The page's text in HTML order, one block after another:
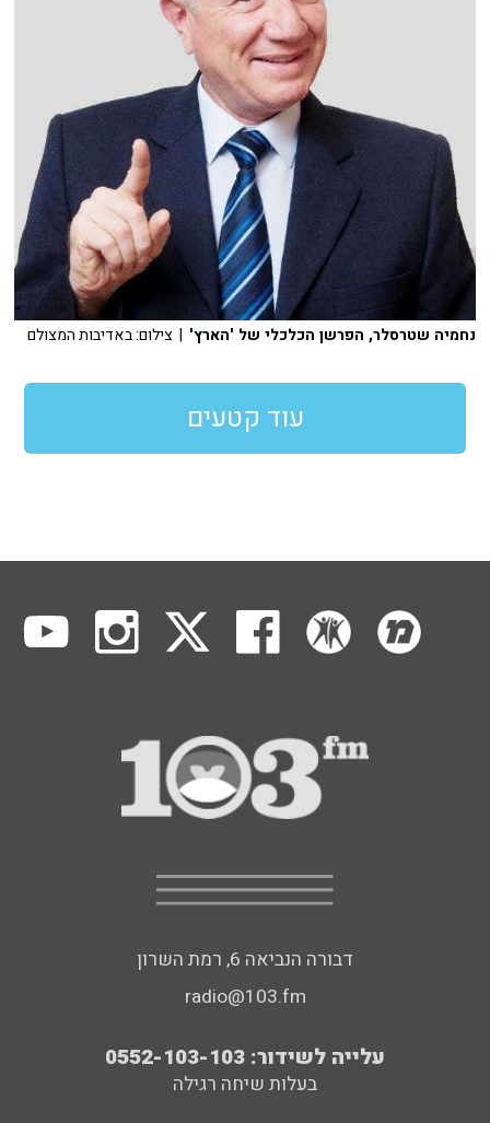
נחמיה שטרסלר, הפרשן הכלכלי של 'הארץ' | צילום: באדיבות המצולם
עוד קטעים
דבורה הנביאה 6, רמת השרון
radio@103.fm
עלייה לשידור: 0552-103-103
בעלות שיחה רגילה